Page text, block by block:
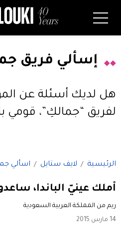
إسألي فريق
هل لديك أسئلة عن
لفريق “جمالكِ”، قومي
الرئيسية لايف ستايل اسألي
أملك عينيّ الباندا،
ريم من المملكة العربية السعودية
14 مارس 2015